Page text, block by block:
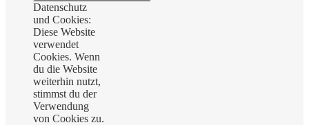
Datenschutz
und Cookies:
Diese Website
verwendet
Cookies. Wenn
du die Website
weiterhin nutzt,
stimmst du der
Verwendung
von Cookies zu.